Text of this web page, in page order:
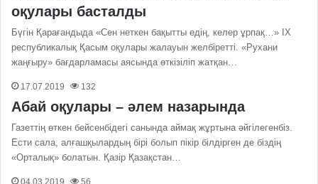
оқулары басталды
Бүгін Қарағандыда «Сен неткен бақытты едің, келер ұрпақ…» ІХ
республикалық Қасым оқулары жалауын желбіретті. «Рухани
жаңғыру» бағдарламасы аясында өткізіліп жатқан…
17.07.2019 132
Абай оқулары – әлем назарында
Газеттің өткен бейсенбідегі санында аймақ жұртына әйгілегенбіз.
Ести сала, алғашқылардың бірі болып пікір білдірген де біздің
«Орталық» болатын. Қазір Қазақстан…
04.03.2019 56